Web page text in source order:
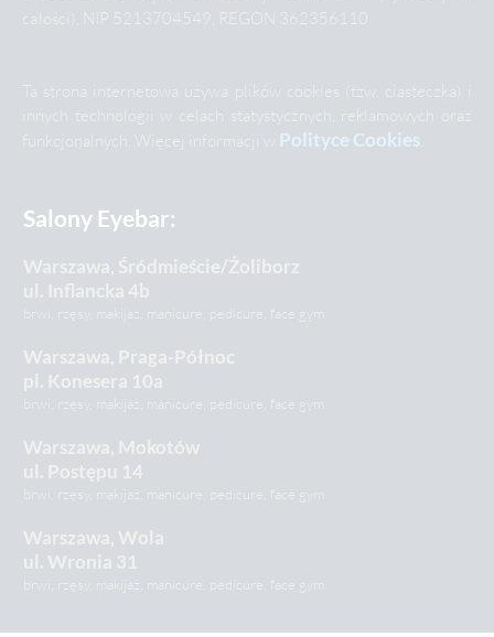
całości), NIP 5213704549, REGON 362356110
Ta strona internetowa używa plików cookies (tzw. ciasteczka) i
innych technologii w celach statystycznych, reklamowych oraz
funkcjonalnych. Więcej informacji w
Polityce Cookies
Salony Eyebar:
Warszawa, Śródmieście/Żoliborz
ul. Inflancka 4b
Warszawa, Praga-Północ
pl. Konesera 10a
brwi, rzęsy, makijaż, manicure, pedicure, face gym
Warszawa, Mokotów
ul. Postępu 14
brwi, rzęsy, makijaż, manicure, pedicure, face gym
Warszawa, Wola
ul. Wronia 31